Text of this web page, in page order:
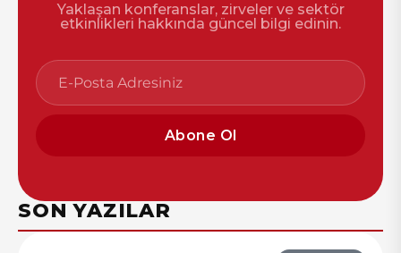
Yaklaşan konferanslar, zirveler ve sektör
etkinlikleri hakkında güncel bilgi edinin.
Abone Ol
SON YAZILAR